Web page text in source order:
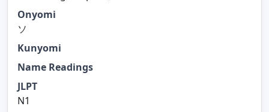
Onyomi
ソ
Kunyomi
Name Readings
JLPT
N1